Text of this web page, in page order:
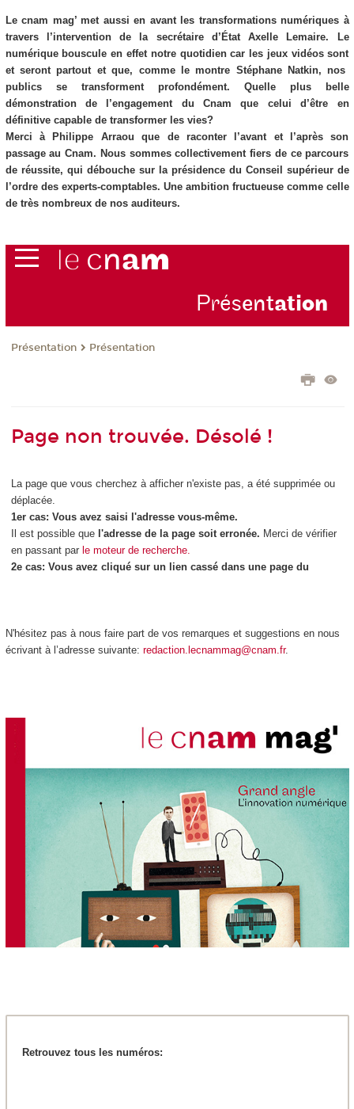
Le cnam mag’ met aussi en avant les transformations numériques à
travers l’intervention de la secrétaire d’État Axelle Lemaire. Le
numérique bouscule en effet notre quotidien car les jeux vidéos sont
et seront partout et que, comme le montre Stéphane Natkin, nos
publics se transforment profondément. Quelle plus belle
démonstration de l’engagement du Cnam que celui d’être en
définitive capable de transformer les vies?
Merci à Philippe Arraou que de raconter l’avant et l’après son
passage au Cnam. Nous sommes collectivement fiers de ce parcours
de réussite, qui débouche sur la présidence du Conseil supérieur de
l’ordre des experts-comptables. Une ambition fructueuse comme celle
de très nombreux de nos auditeurs.
N'hésitez pas à nous faire part de vos remarques et suggestions en nous
écrivant à l’adresse suivante: redaction.lecnammag@cnam.fr.
Retrouvez tous les numéros: